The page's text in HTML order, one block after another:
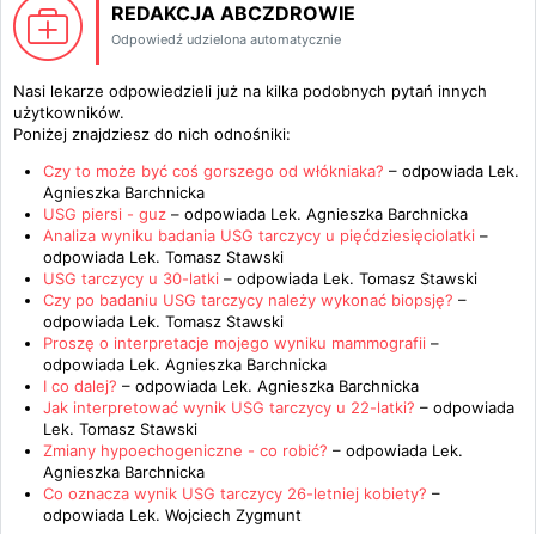
REDAKCJA ABCZDROWIE
Odpowiedź udzielona automatycznie
Nasi lekarze odpowiedzieli już na kilka podobnych pytań innych
użytkowników.
Poniżej znajdziesz do nich odnośniki:
Czy to może być coś gorszego od włókniaka? – odpowiada Lek.
Agnieszka Barchnicka
USG piersi - guz – odpowiada Lek. Agnieszka Barchnicka
Analiza wyniku badania USG tarczycy u pięćdziesięciolatki –
odpowiada Lek. Tomasz Stawski
USG tarczycy u 30-latki – odpowiada Lek. Tomasz Stawski
Czy po badaniu USG tarczycy należy wykonać biopsję? –
odpowiada Lek. Tomasz Stawski
Proszę o interpretacje mojego wyniku mammografii –
odpowiada Lek. Agnieszka Barchnicka
I co dalej? – odpowiada Lek. Agnieszka Barchnicka
Jak interpretować wynik USG tarczycy u 22-latki? – odpowiada
Lek. Tomasz Stawski
Zmiany hypoechogeniczne - co robić? – odpowiada Lek.
Agnieszka Barchnicka
Co oznacza wynik USG tarczycy 26-letniej kobiety? –
odpowiada Lek. Wojciech Zygmunt